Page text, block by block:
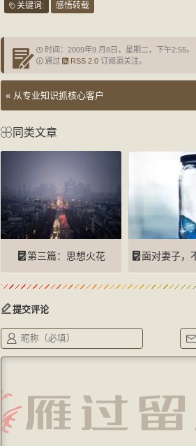
关键词: 感悟转载
时间：2009年9 月8日，星期二，下午2:55。
通过
RSS 2.0 订阅源关注。
« 从专业知识抓核心客户
提交评论
同类文章
第三篇：思想火花 面对妻子，不知